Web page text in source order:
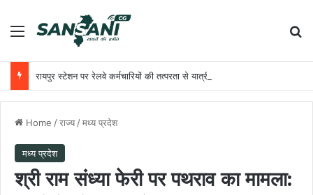
Menu
Home /राज्य /मध्य प्रदेश
मध्य प्रदेश
श्री राम संध्या फेरी पर पथराव का मामला: